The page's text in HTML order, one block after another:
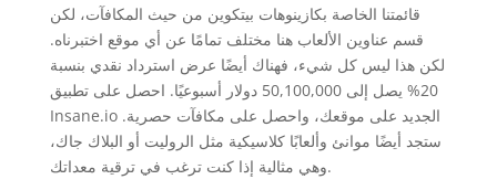
قائمتنا الخاصة بكازينوهات بيتكوين من حيث المكافآت، لكن
قسم عناوين الألعاب هنا مختلف تمامًا عن أي موقع اختبرناه.
لكن هذا ليس كل شيء، فهناك أيضًا عرض استرداد نقدي بنسبة
20% يصل إلى 50,100,000 دولار أسبوعيًا. احصل على تطبيق
Insane.io الجديد على موقعك، واحصل على مكافآت حصرية.
ستجد أيضًا موانئ وألعابًا كلاسيكية مثل الروليت أو البلاك جاك،
وهي مثالية إذا كنت ترغب في ترقية معداتك.